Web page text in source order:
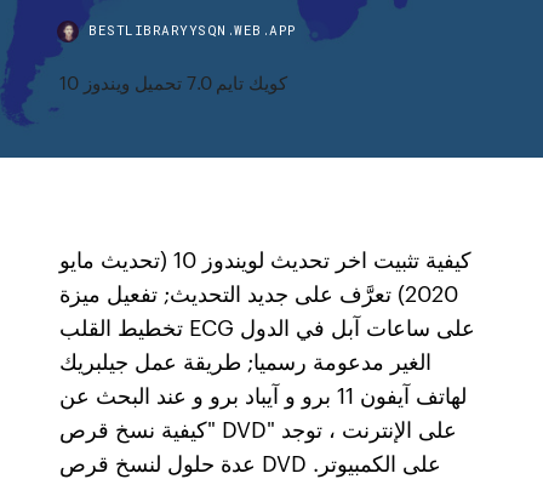
BESTLIBRARYYSQN.WEB.APP
كويك تايم 7.0 تحميل ويندوز 10
كيفية تثبيت اخر تحديث لويندوز 10 (تحديث مايو
2020) تعرَّف على جديد التحديث; تفعيل ميزة
تخطيط القلب ECG على ساعات آبل في الدول
الغير مدعومة رسميا; طريقة عمل جيلبريك
لهاتف آيفون 11 برو و آيباد برو و عند البحث عن
"كيفية نسخ قرص DVD" على الإنترنت ، توجد
عدة حلول لنسخ قرص DVD على الكمبيوتر.